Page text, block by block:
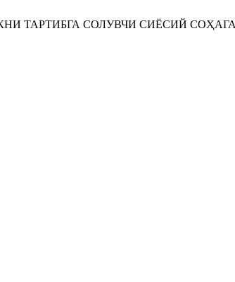
ТАРТИБГА СОЛУВЧИ СИЁСИЙ